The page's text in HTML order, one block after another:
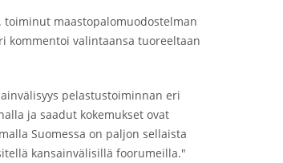
maastopalomuodostelman
kommentoi valintaansa tuoreeltaan
pelastustoiminnan eri
ja saadut kokemukset ovat
Suomessa on paljon sellaista
kansainvälisillä foorumeilla."